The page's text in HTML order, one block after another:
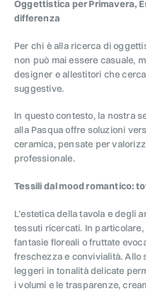
Oggettistica per Primavera,
differenza
Per chi è alla ricerca di
non può mai essere casuale,
designer e allestitori che
suggestive.
In questo contesto, la nostra
alla Pasqua offre soluzioni
ceramica, pensate per
professionale.
Tessili dal mood romantico:
L’estetica della tavola e degli
tessuti ricercati. In
fantasie floreali o fruttate
freschezza e convivialità. Allo
leggeri in tonalità delicate
i volumi e le trasparenze,